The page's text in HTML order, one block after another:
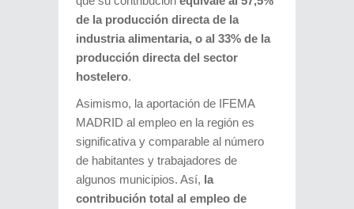
de la producción directa de la
industria alimentaria, o al 33% de la
producción directa del sector
hostelero.
Asimismo, la aportación de IFEMA
MADRID al empleo en la región es
significativa y comparable al número
de habitantes y trabajadores de
algunos municipios. Así, la
contribución total al empleo de